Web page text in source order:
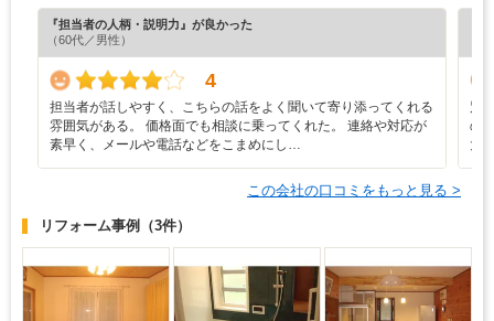
『担当者の人柄・説明力』が良かった
（60代／男性）
4
担当者が話しやすく、こちらの話をよく聞いて寄り添ってくれる
雰囲気がある。 価格面でも相談に乗ってくれた。 連絡や対応が
素早く、メールや電話などをこまめにし…
別
の
大
この会社の口コミをもっと見る >
リフォーム事例 （3件）